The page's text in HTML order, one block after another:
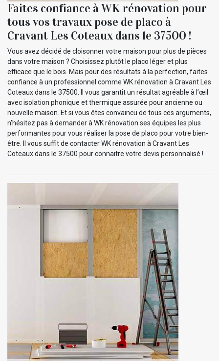
Faites confiance à WK rénovation pour
tous vos travaux pose de placo à
Cravant Les Coteaux dans le 37500 !
Vous avez décidé de cloisonner votre maison pour plus de pièces
dans votre maison ? Choisissez plutôt le placo léger et plus
efficace que le bois. Mais pour des résultats à la perfection, faites
confiance à un professionnel comme WK rénovation à Cravant Les
Coteaux dans le 37500. Il vous garantit un résultat agréable à l’œil
avec isolation phonique et thermique assurée pour ancienne ou
nouvelle maison. Et si vous êtes convaincu de tous ces arguments,
n’hésitez pas à demander à WK rénovation ses équipes les plus
performantes pour vous réaliser la pose de placo pour votre bien-
être. Il vous suffit de contacter WK rénovation à Cravant Les
Coteaux dans le 37500 pour connaitre votre devis personnalisé !